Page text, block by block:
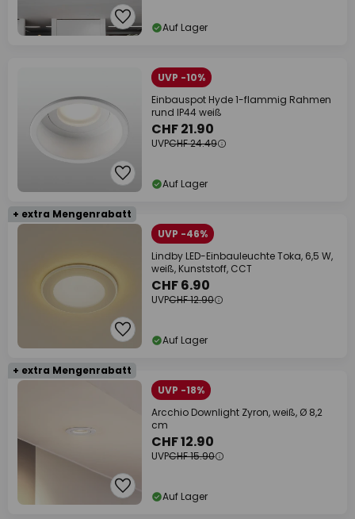
Auf Lager
UVP -10%
Einbauspot Hyde 1-flammig Rahmen
rund IP44 weiß
CHF 21.90
UVPCHF 24.49
Auf Lager
+ extra Mengenrabatt
UVP -46%
Lindby LED-Einbauleuchte Toka, 6,5 W,
weiß, Kunststoff, CCT
CHF 6.90
UVPCHF 12.90
Auf Lager
+ extra Mengenrabatt
UVP -18%
Arcchio Downlight Zyron, weiß, Ø 8,2
cm
CHF 12.90
UVPCHF 15.90
Auf Lager